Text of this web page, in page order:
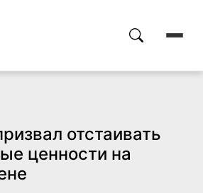
отстаивать
ценности на